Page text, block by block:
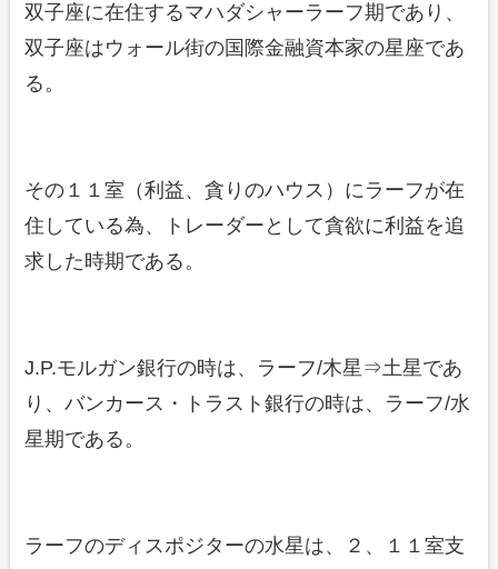
双子座に在住するマハダシャーラーフ期であり、
双子座はウォール街の国際金融資本家の星座であ
る。
その１１室（利益、貪りのハウス）にラーフが在
住している為、トレーダーとして貪欲に利益を追
求した時期である。
J.P.モルガン銀行の時は、ラーフ/木星⇒土星であ
り、バンカース・トラスト銀行の時は、ラーフ/水
星期である。
ラーフのディスポジターの水星は、２、１１室支